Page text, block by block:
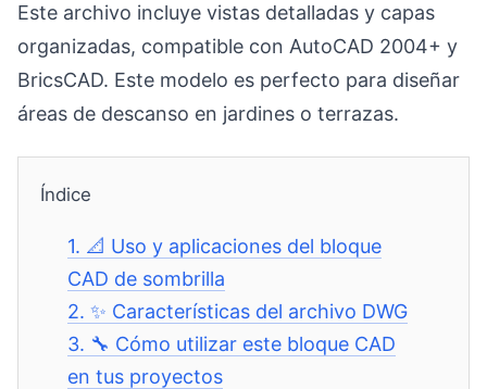
Este archivo incluye vistas detalladas y capas
organizadas, compatible con AutoCAD 2004+ y
BricsCAD. Este modelo es perfecto para diseñar
áreas de descanso en jardines o terrazas.
Índice
1. 📐 Uso y aplicaciones del bloque
CAD de sombrilla
2.✨ Características del archivo DWG
3. 🔧 Cómo utilizar este bloque CAD
en tus proyectos